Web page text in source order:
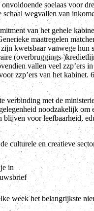
soelaas voor
wegvallen van
van het gehele
maatregelen
kwetsbaar vanwege hun
(overbruggings-
vallen veel zzp’ers
zzp’ers van het kabinet.
verbinding met de
noodzakelijk om
blijven voor leefbaarheid,
culturele en creatieve
in
week het belangrijkste